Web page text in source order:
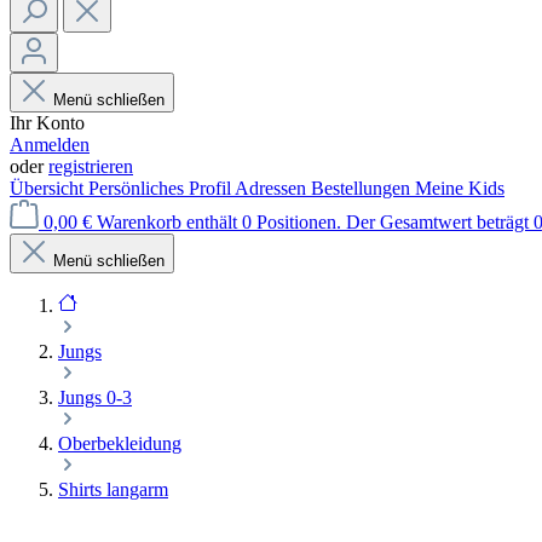
Menü schließen
Ihr Konto
Anmelden
oderregistrieren
Übersicht Persönliches Profil Adressen Bestellungen Meine Kids
0,00 € Warenkorb enthält 0 Positionen. Der Gesamtwert beträgt
Menü schließen
Jungs
Jungs 0-3
Oberbekleidung
Shirts langarm